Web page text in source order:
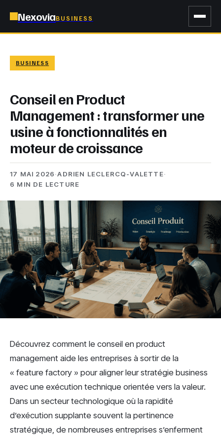
NexoviaBUSINESS
BUSINESS
Conseil en Product
Management : transformer une
usine à fonctionnalités en
moteur de croissance
17 MAI 2026·ADRIEN LECLERCQ-VALETTE·
6 MIN DE LECTURE
Découvrez comment le conseil en product
management aide les entreprises à sortir de la
« feature factory » pour aligner leur stratégie business
avec une exécution technique orientée vers la valeur.
Dans un secteur technologique où la rapidité
d’exécution supplante souvent la pertinence
stratégique, de nombreuses entreprises s’enferment